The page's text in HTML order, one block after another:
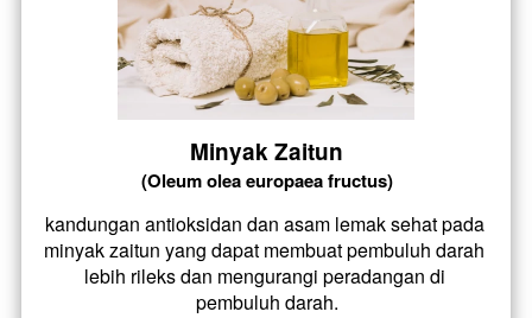
Minyak Zaitun
(Oleum olea europaea fructus)
kandungan antioksidan dan asam lemak sehat pada
minyak zaitun yang dapat membuat pembuluh darah
lebih rileks dan mengurangi peradangan di
pembuluh darah.